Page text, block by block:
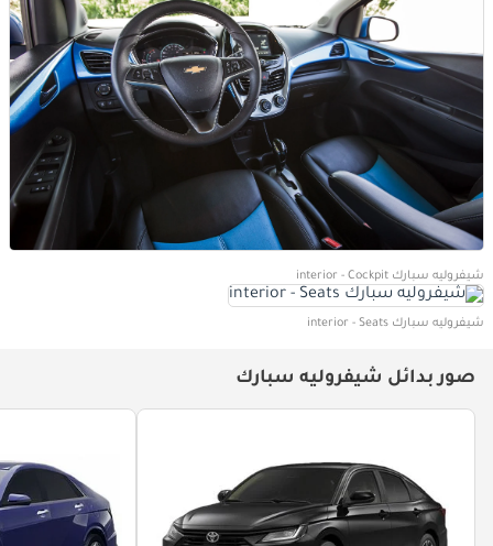
شيفروليه سبارك interior - Cockpit
شيفروليه سبارك interior - Seats
صور بدائل شيفروليه سبارك